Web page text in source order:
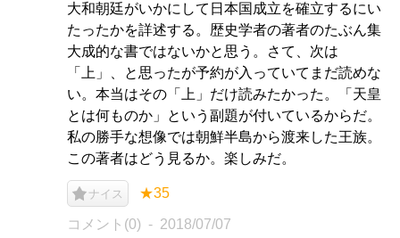
大和朝廷がいかにして日本国成立を確立するにい
たったかを詳述する。歴史学者の著者のたぶん集
大成的な書ではないかと思う。さて、次は
「上」、と思ったが予約が入っていてまだ読めな
い。本当はその「上」だけ読みたかった。「天皇
とは何ものか」という副題が付いているからだ。
私の勝手な想像では朝鮮半島から渡来した王族。
この著者はどう見るか。楽しみだ。
ナイス ★35
コメント(0) 2018/07/07